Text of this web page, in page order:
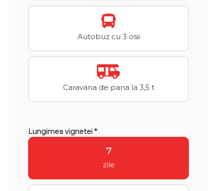
Autobuz cu 3 osii
Caravana de pana la 3,5 t
Lungimea vignetei *
7
zile